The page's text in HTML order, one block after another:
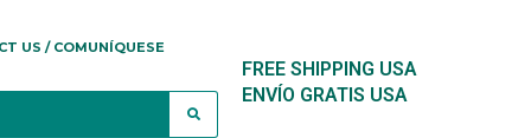
US / COMUNÍQUESE
FREE SHIPPING USA
ENVÍO GRATIS USA